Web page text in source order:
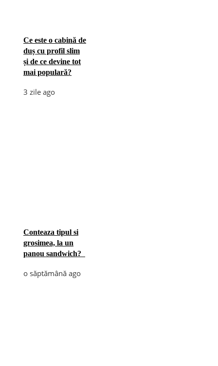
Ce este o cabină de
duș cu profil slim
și de ce devine tot
mai populară?
3 zile ago
Conteaza tipul si
grosimea, la un
panou sandwich?
o săptămână ago